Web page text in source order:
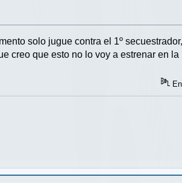
solo jugue contra el 1º
creo que esto no lo voy a estrenar en la
En